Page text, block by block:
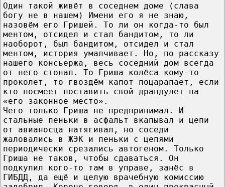
Один такой живёт в соседнем доме (слава
богу не в нашем) Имени его я не знаю,
назовём его Гришей. То ли он когда-то был
ментом, отсидел и стал бандитом, то ли
наоборот, был бандитом, отсидел и стал
ментом, история умалчивает. Но, по рассказу
нашего консьержа, весь соседний дом всегда
от него стонал. То Гриша колёса кому-то
проколет, то гвоздём капот поцарапает, если
кто посмеет поставить свой драндулет на
«его законное место».
Чего только Гриша не предпринимал. И
стальные пеньки в асфальт вкапывал и цепи
от авианосца натягивал, но соседи
жаловались в ЖЭК и пеньки с цепями
периодически срезались автогеном. Только
Гриша не таков, чтобы сдаваться. Он
подкупил кого-то там в управе, занёс в
ГИБДД, да ещё и целую врачебную комиссию